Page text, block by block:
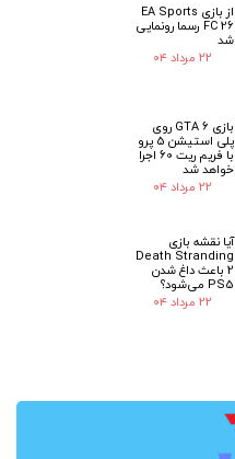
از بازی EA Sports
FC 26 رسما رونمایی
شد
۲۲ مرداد ۰۴
بازی GTA 6 روی
پلی استیشن 5 پرو
با فریم ریت 60 اجرا
خواهد شد
۲۲ مرداد ۰۴
آیا نقشه بازی
Death Stranding
2 باعث داغ شدن
PS5 می‌شود؟
۲۲ مرداد ۰۴